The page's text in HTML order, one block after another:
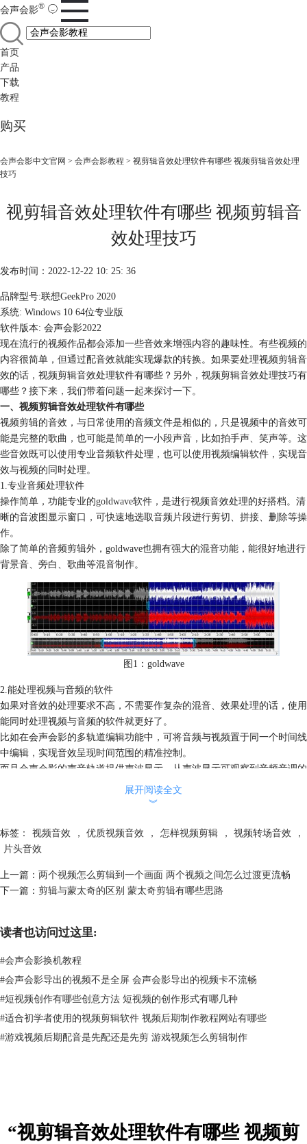
会声会影®
首页
产品
下载
教程
购买
会声会影中文官网 > 会声会影教程 > 视剪辑音效处理软件有哪些 视频剪辑音效处理
技巧
视剪辑音效处理软件有哪些 视频剪辑音
效处理技巧
发布时间：2022-12-22 10: 25: 36
品牌型号:联想GeekPro 2020
系统: Windows 10 64位专业版
软件版本: 会声会影2022
现在流行的视频作品都会添加一些音效来增强内容的趣味性。有些视频的
内容很简单，但通过配音效就能实现爆款的转换。如果要处理视频剪辑音
效的话，视频剪辑音效处理软件有哪些？另外，视频剪辑音效处理技巧有
哪些？接下来，我们带着问题一起来探讨一下。
一、视频剪辑音效处理软件有哪些
视频剪辑的音效，与日常使用的音频文件是相似的，只是视频中的音效可
能是完整的歌曲，也可能是简单的一小段声音，比如拍手声、笑声等。这
些音效既可以使用专业音频软件处理，也可以使用视频编辑软件，实现音
效与视频的同时处理。
1.专业音频处理软件
操作简单，功能专业的goldwave软件，是进行视频音效处理的好搭档。清
晰的音波图显示窗口，可快速地选取音频片段进行剪切、拼接、删除等操
作。
除了简单的音频剪辑外，goldwave也拥有强大的混音功能，能很好地进行
背景音、旁白、歌曲等混音制作。
图1：goldwave
2.能处理视频与音频的软件
如果对音效的处理要求不高，不需要作复杂的混音、效果处理的话，使用
能同时处理视频与音频的软件就更好了。
比如在会声会影的多轨道编辑功能中，可将音频与视频置于同一个时间线
中编辑，实现音效呈现时间范围的精准控制。
而且会声会影的声音轨道提供声波显示，从声波显示可观察到音频音调的
高低。一些歌曲有着明显的音调高低变化，通过利用高音调的片段，可轻
1.视频与音频同一时间线编辑
展开阅读全文
︾
标签： 视频音效 ， 优质视频音效 ， 怎样视频剪辑 ， 视频转场音效
，
片头音效
上一篇： 两个视频怎么剪辑到一个画面 两个视频之间怎么过渡更流畅
下一篇： 剪辑与蒙太奇的区别 蒙太奇剪辑有哪些思路
读者也访问过这里:
#会声会影换机教程
#会声会影导出的视频不是全屏 会声会影导出的视频卡不流畅
#​短视频创作有哪些创意方法 短视频的创作形式有哪几种
#适合初学者使用的视频剪辑软件 视频后期制作教程网站有哪些
#游戏视频后期配音是先配还是先剪 游戏视频怎么剪辑制作
“视剪辑音效处理软件有哪些 视频剪